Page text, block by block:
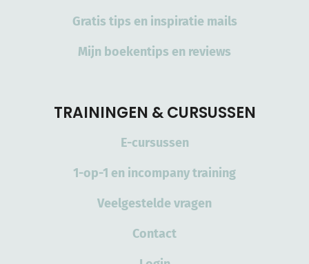
Gratis tips en inspiratie mails
Mijn boekentips en reviews
TRAININGEN & CURSUSSEN
E-cursussen
1-op-1 en incompany training
Veelgestelde vragen
Contact